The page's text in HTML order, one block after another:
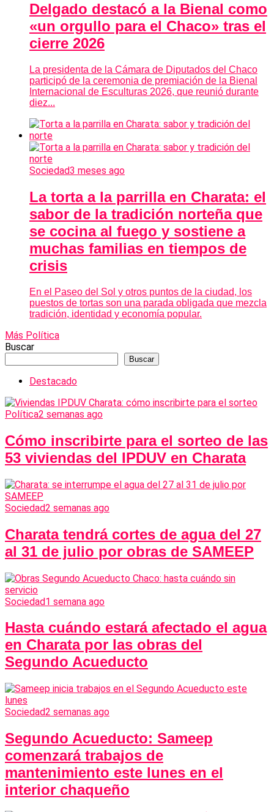
Delgado destacó a la Bienal como
«un orgullo para el Chaco» tras el
cierre 2026
La presidenta de la Cámara de Diputados del Chaco
participó de la ceremonia de premiación de la Bienal
Internacional de Esculturas 2026, que reunió durante
diez...
Sociedad3 meses ago
La torta a la parrilla en Charata: el
sabor de la tradición norteña que
se cocina al fuego y sostiene a
muchas familias en tiempos de
crisis
En el Paseo del Sol y otros puntos de la ciudad, los
puestos de tortas son una parada obligada que mezcla
tradición, identidad y economía popular.
Más Política
Buscar
Buscar
Destacado
Política2 semanas ago
Cómo inscribirte para el sorteo de las
53 viviendas del IPDUV en Charata
Sociedad2 semanas ago
Charata tendrá cortes de agua del 27
al 31 de julio por obras de SAMEEP
Sociedad1 semana ago
Hasta cuándo estará afectado el agua
en Charata por las obras del
Segundo Acueducto
Sociedad2 semanas ago
Segundo Acueducto: Sameep
comenzará trabajos de
mantenimiento este lunes en el
interior chaqueño